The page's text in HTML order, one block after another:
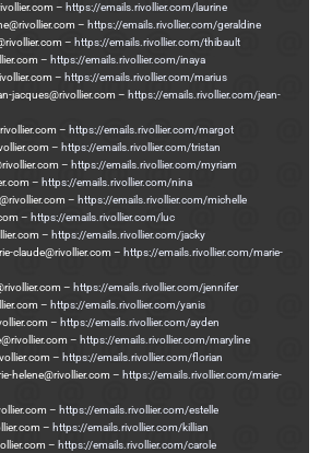
– https://emails.rivollier.com/laurine
– https://emails.rivollier.com/geraldine
– https://emails.rivollier.com/thibault
– https://emails.rivollier.com/inaya
– https://emails.rivollier.com/marius
jacques@rivollier.com – https://emails.rivollier.com/jean-
– https://emails.rivollier.com/margot
– https://emails.rivollier.com/tristan
– https://emails.rivollier.com/myriam
– https://emails.rivollier.com/nina
– https://emails.rivollier.com/michelle
– https://emails.rivollier.com/luc
– https://emails.rivollier.com/jacky
claude@rivollier.com – https://emails.rivollier.com/marie-
– https://emails.rivollier.com/jennifer
– https://emails.rivollier.com/yanis
– https://emails.rivollier.com/ayden
– https://emails.rivollier.com/maryline
– https://emails.rivollier.com/florian
helene@rivollier.com – https://emails.rivollier.com/marie-
– https://emails.rivollier.com/estelle
– https://emails.rivollier.com/killian
– https://emails.rivollier.com/carole